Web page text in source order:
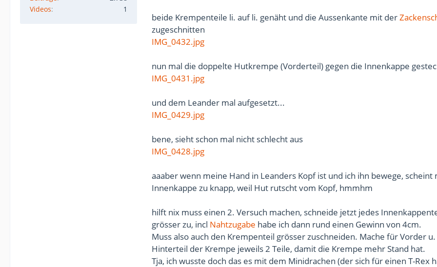
Videos
1
beide Krempenteile li. auf li. genäht und die Aussenkante mit der
zugeschnitten
IMG_0432.jpg
nun mal die doppelte Hutkrempe (Vorderteil) gegen die Innenkappe
IMG_0431.jpg
und dem Leander mal aufgesetzt...
IMG_0429.jpg
bene, sieht schon mal nicht schlecht aus
IMG_0428.jpg
aaaber wenn meine Hand in Leanders Kopf ist und ich ihn bewege, scheint
Innenkappe zu knapp, weil Hut rutscht vom Kopf, hmmhm
hilft nix muss einen 2. Versuch machen, schneide jetzt jedes
grösser zu, incl Nahtzugabe habe ich dann rund einen Gewinn von 4cm.
Muss also auch den Krempenteil grösser zuschneiden. Mache für Vorder u.
Hinterteil der Krempe jeweils 2 Teile, damit die Krempe mehr Stand hat.
Tja, ich wusste doch das es mit dem Minidrachen (der sich für einen T-Rex